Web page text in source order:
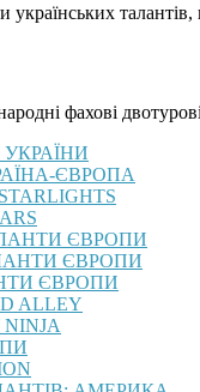
фахові
УКРАЇНИ
ЄВРОПА
ЄВРОПИ
ЄВРОПИ
ЄВРОПИ
ALLEY
NINJA